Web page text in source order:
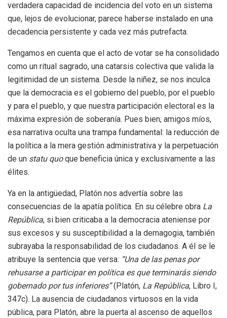
verdadera capacidad de incidencia del voto en un sistema
que, lejos de evolucionar, parece haberse instalado en una
decadencia persistente y cada vez más putrefacta.
Tengamos en cuenta que el acto de votar se ha consolidado
como un ritual sagrado, una catarsis colectiva que valida la
legitimidad de un sistema. Desde la niñez, se nos inculca
que la democracia es el gobierno del pueblo, por el pueblo
y para el pueblo, y que nuestra participación electoral es la
máxima expresión de soberanía. Pues bien, amigos míos,
esa narrativa oculta una trampa fundamental: la reducción de
la política a la mera gestión administrativa y la perpetuación
de un statu quoque beneficia única y exclusivamente a las
élites.
Ya en la antigüedad, Platón nos advertía sobre las
consecuencias de la apatía política. En su célebre obra La
República, si bien criticaba a la democracia ateniense por
sus excesos y su susceptibilidad a la demagogia, también
subrayaba la responsabilidad de los ciudadanos. A él se le
atribuye la sentencia que versa: “Una de las penas por
rehusarse a participar en política es que terminarás siendo
gobernado por tus inferiores”(Platón, La República, Libro I,
347c). La ausencia de ciudadanos virtuosos en la vida
pública, para Platón, abre la puerta al ascenso de aquellos